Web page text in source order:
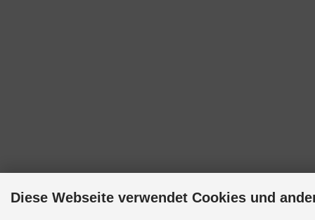
Diese Webseite verwendet Cookies und